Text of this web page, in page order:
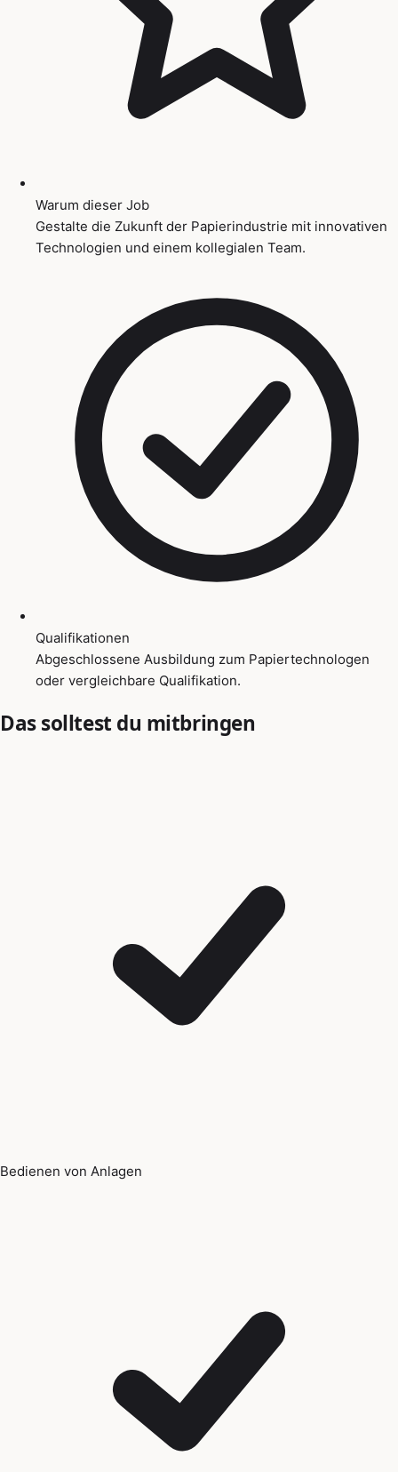
Warum dieser Job
Gestalte die Zukunft der Papierindustrie mit innovativen
Technologien und einem kollegialen Team.
Qualifikationen
Abgeschlossene Ausbildung zum Papiertechnologen
oder vergleichbare Qualifikation.
Das solltest du mitbringen
Bedienen von Anlagen